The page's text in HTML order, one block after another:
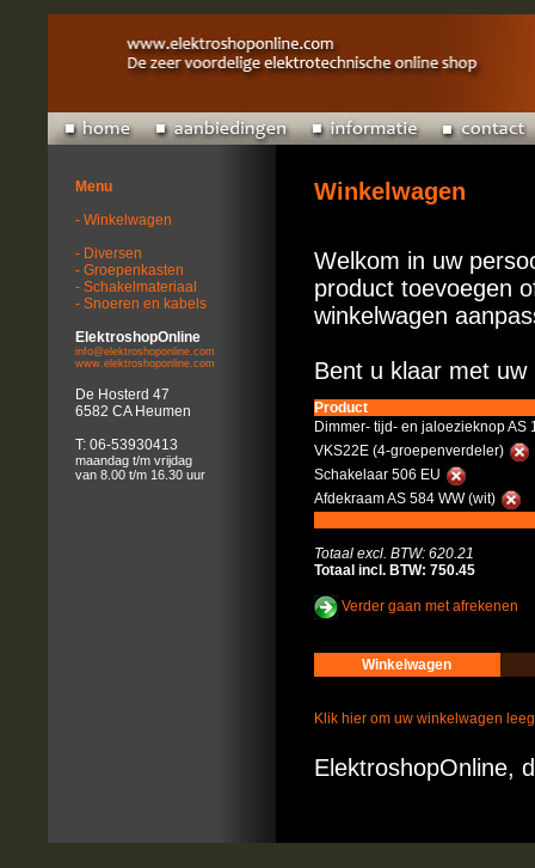
Menu
- Winkelwagen
- Diversen
- Groepenkasten
- Schakelmateriaal
- Snoeren en kabels
ElektroshopOnline
info@elektroshoponline.com
www.elektroshoponline.com
De Hosterd 47
6582 CA Heumen
T: 06-53930413
maandag t/m vrijdag
van 8.00 t/m 16.30 uur
Winkelwagen
Welkom in uw
product toevoegen
winkelwagen
Bent u klaar met
Product
Dimmer- tijd- en jaloezieknop AS
VKS22E (4-groepenverdeler)
Schakelaar 506 EU
Afdekraam AS 584 WW (wit)
Totaal excl. BTW: 620.21
Totaal incl. BTW: 750.45
Verder gaan met afrekenen
Winkelwagen
Klik hier om uw winkelwagen
ElektroshopOnline,